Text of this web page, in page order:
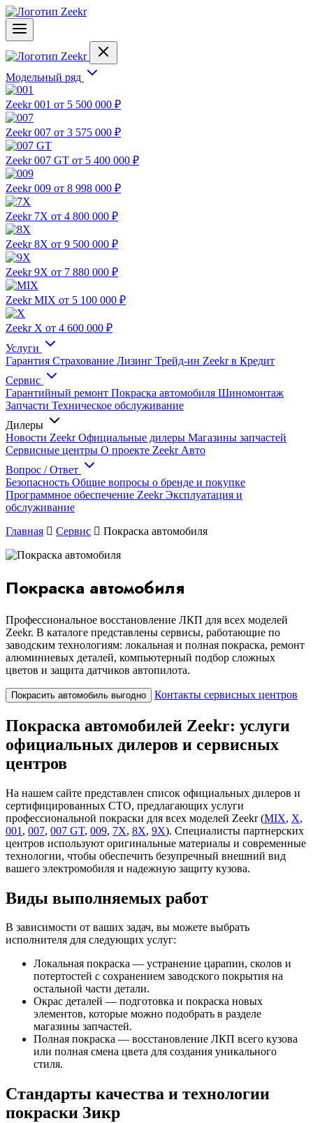
Модельный ряд
Zeekr 001 от 5 500 000 ₽
Zeekr 007 от 3 575 000 ₽
Zeekr 007 GT от 5 400 000 ₽
Zeekr 009 от 8 998 000 ₽
Zeekr 7X от 4 800 000 ₽
Zeekr 8X от 9 500 000 ₽
Zeekr 9X от 7 880 000 ₽
Zeekr MIX от 5 100 000 ₽
Zeekr X от 4 600 000 ₽
Услуги
Гарантия Страхование Лизинг Трейд-ин Zeekr в Кредит
Сервис
Гарантийный ремонт Покраска автомобиля Шиномонтаж
Запчасти Техническое обслуживание
Дилеры
Новости ZeekrОфициальные дилеры Магазины запчастей
Сервисные центры О проекте Zeekr Авто
Вопрос / Ответ
Безопасность Общие вопросы о бренде и покупке
Программное обеспечение ZeekrЭксплуатация и
обслуживание
Главная
Сервис Покраска автомобиля
Покраска автомобиля
Профессиональное восстановление ЛКП для всех моделей
Zeekr. В каталоге представлены сервисы, работающие по
заводским технологиям: локальная и полная покраска, ремонт
алюминиевых деталей, компьютерный подбор сложных
цветов и защита датчиков автопилота.
Покрасить автомобиль выгодно Контакты сервисных центров
Покраска автомобилей Zeekr: услуги
официальных дилеров и сервисных
центров
На нашем сайте представлен список официальных дилеров и
сертифицированных СТО, предлагающих услуги
профессиональной покраски для всех моделей Zeekr (MIX, X,
001 , 007, 007 GT, 009, 7X, 8X, 9X). Специалисты партнерских
центров используют оригинальные материалы и современные
технологии, чтобы обеспечить безупречный внешний вид
вашего электромобиля и надежную защиту кузова.
Виды выполняемых работ
В зависимости от ваших задач, вы можете выбрать
исполнителя для следующих услуг:
Локальная покраска — устранение царапин, сколов и
потертостей с сохранением заводского покрытия на
остальной части детали.
Окрас деталей — подготовка и покраска новых
элементов, которые можно подобрать в разделе
магазины запчастей.
Полная покраска — восстановление ЛКП всего кузова
или полная смена цвета для создания уникального
стиля.
Стандарты качества и технологии
покраски Зикр